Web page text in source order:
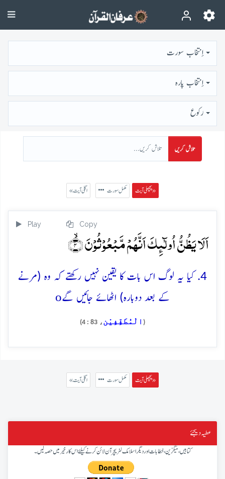
اِنتخاب سورت
اِنتخاب پارہ
رُكوع
تلاش کریں
پچھلی آیت » مکمل سورت « اگلی آیت
Play Copy
اَلَا یَظُنُّ اُولٰٓئِکَ اَنَّہُمۡ مَّبۡعُوۡثُوۡنَ ۙ﴿۴﴾
4. کیا یہ لوگ اس بات کا یقین نہیں رکھتے کہ وہ (مرنے
کے بعد دوبارہ) اٹھائے جائیں گےo
( الْمُطَفِّفِيْن ، 83 : 4)
پچھلی آیت » مکمل سورت « اگلی آیت
عطیہ دیجئے
کتابیں، میگزین، خطابات اور دیگر اسلامک لٹریچر آن لائن کرنے کیلئے اس کار خیر میں حصہ لیں۔